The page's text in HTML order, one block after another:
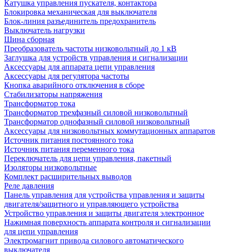
Катушка управления пускателя, контактора
Блокировка механическая для выключателя
Блок-линия разъединитель предохранитель
Выключатель нагрузки
Шина сборная
Преобразователь частоты низковольтный до 1 кВ
Заглушка для устройств управления и сигнализации
Аксессуары для аппарата цепи управления
Аксессуары для регулятора частоты
Кнопка аварийного отключения в сборе
Стабилизаторы напряжения
Трансформатор тока
Трансформатор трехфазный силовой низковольтный
Трансформатор однофазный силовой низковольтный
Аксессуары для низковольтных коммутационных аппаратов
Источник питания постоянного тока
Источник питания переменного тока
Переключатель для цепи управления, пакетный
Изоляторы низковольтные
Комплект расширительных выводов
Реле давления
Панель управления для устройства управления и защиты
двигателя/защитного и управляющего устройства
Устройство управления и защиты двигателя электронное
Нажимная поверхность аппарата контроля и сигнализации
для цепи управления
Электромагнит привода силового автоматического
выключателя